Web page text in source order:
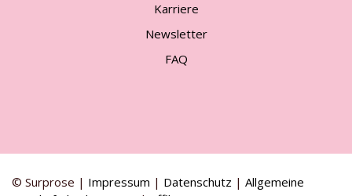
Karriere
Newsletter
FAQ
© Surprose | Impressum | Datenschutz | Allgemeine